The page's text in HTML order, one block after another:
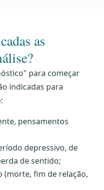
as
para começar
indicadas para
pensamentos
depressivo, de
de sentido;
(morte, fim de relação,